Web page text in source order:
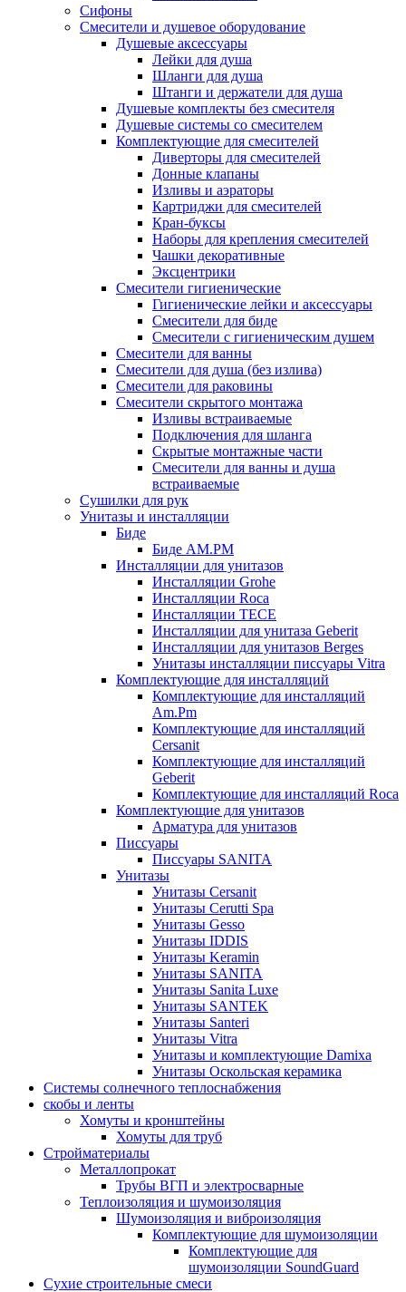
Сифоны
Смесители и душевое оборудование
Душевые аксессуары
Лейки для душа
Шланги для душа
Штанги и держатели для душа
Душевые комплекты без смесителя
Душевые системы со смесителем
Комплектующие для смесителей
Диверторы для смесителей
Донные клапаны
Изливы и аэраторы
Картриджи для смесителей
Кран-буксы
Наборы для крепления смесителей
Чашки декоративные
Эксцентрики
Смесители гигиенические
Гигиенические лейки и аксессуары
Смесители для биде
Смесители с гигиеническим душем
Смесители для ванны
Смесители для душа (без излива)
Смесители для раковины
Смесители скрытого монтажа
Изливы встраиваемые
Подключения для шланга
Скрытые монтажные части
Смесители для ванны и душа
встраиваемые
Сушилки для рук
Унитазы и инсталляции
Биде
Биде AM.PM
Инсталляции для унитазов
Инсталляции Grohe
Инсталляции Roca
Инсталляции TECE
Инсталляции для унитаза Geberit
Инсталляции для унитазов Berges
Унитазы инсталляции писсуары Vitra
Комплектующие для инсталляций
Комплектующие для инсталляций
Am.Pm
Комплектующие для инсталляций
Cersanit
Комплектующие для инсталляций
Geberit
Комплектующие для инсталляций Roca
Комплектующие для унитазов
Арматура для унитазов
Писсуары
Писсуары SANITA
Унитазы
Унитазы Cersanit
Унитазы Cerutti Spa
Унитазы Gesso
Унитазы IDDIS
Унитазы Keramin
Унитазы SANITA
Унитазы Sanita Luxe
Унитазы SANTEK
Унитазы Santeri
Унитазы Vitra
Унитазы и комплектующие Damixa
Унитазы Оскольская керамика
Системы солнечного теплоснабжения
скобы и ленты
Хомуты и кронштейны
Хомуты для труб
Стройматериалы
Металлопрокат
Трубы ВГП и электросварные
Теплоизоляция и шумоизоляция
Шумоизоляция и виброизоляция
Комплектующие для шумоизоляции
Комплектующие для
шумоизоляции SoundGuard
Сухие строительные смеси